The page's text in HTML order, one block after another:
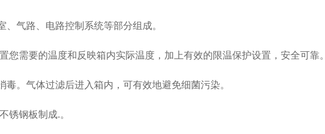
气路、电路控制系统等部分组成。
您需要的温度和反映箱内实际温度，加上有效的限温保护设置，安全可靠。
。气体过滤后进入箱内，可有效地避免细菌污染。
锈钢板制成.。